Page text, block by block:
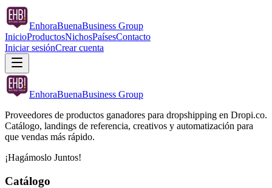
EnhoraBuenaBusiness Group
InicioProductosNichosPaísesContacto
Iniciar sesiónCrear cuenta
EnhoraBuenaBusiness Group
Proveedores de productos ganadores para dropshipping en Dropi.co.
Catálogo, landings de referencia, creativos y automatización para
que vendas más rápido.
¡Hagámoslo Juntos!
Catálogo